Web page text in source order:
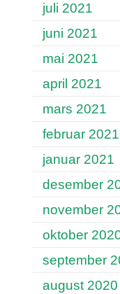
juli 2021
juni 2021
mai 2021
april 2021
mars 2021
februar 2021
januar 2021
desember
november
oktober
september
august 2020